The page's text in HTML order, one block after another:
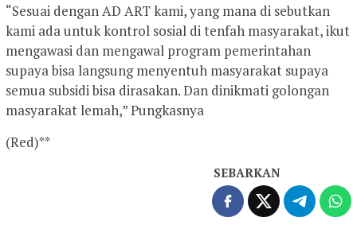
“Sesuai dengan AD ART kami, yang mana di sebutkan
kami ada untuk kontrol sosial di tenfah masyarakat, ikut
mengawasi dan mengawal program pemerintahan
supaya bisa langsung menyentuh masyarakat supaya
semua subsidi bisa dirasakan. Dan dinikmati golongan
masyarakat lemah,” Pungkasnya
(Red)**
SEBARKAN